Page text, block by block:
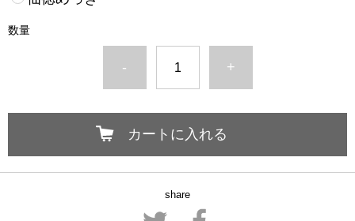
数量
- +
カートに入れる
share